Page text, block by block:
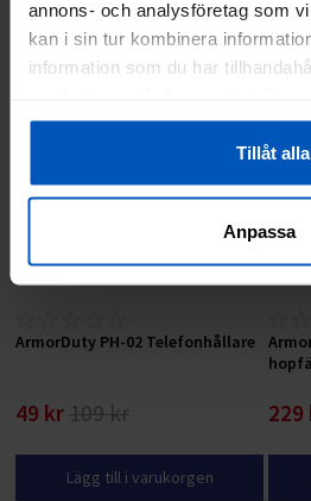
annons- och analysföretag som
kan i sin tur kombinera
information som du har
Tillåt alla
Anpassa
RABATT 55 %
ArmorDuty PH-02 Telefonhållare
49 kr 109 kr
Lägg till i varukorgen
229